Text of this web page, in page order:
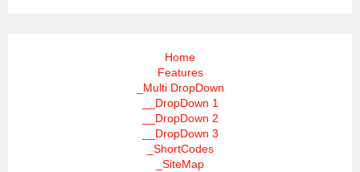
Home
Features
_Multi DropDown
__DropDown 1
__DropDown 2
__DropDown 3
_ShortCodes
_SiteMap